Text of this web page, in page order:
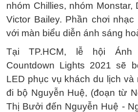
nhóm Chillies, nhóm Monstar,
Victor Bailey. Phần chơi
với màn biểu diễn ánh sáng
Tại TP.HCM, lễ hội Ánh
Countdown Lights 2021 sẽ
LED phục vụ khách du lịch
đi bộ Nguyễn Huệ, (đoạn từ
Thị Bưởi đến Nguyễn Huệ -